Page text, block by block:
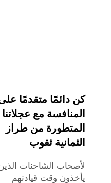
كن دائمًا متقدمًا على
المنافسة مع عجلاتنا
المتطورة من طراز
الثمانية ثقوب
لأصحاب الشاحنات الذين
يأخذون وقت قيادتهم